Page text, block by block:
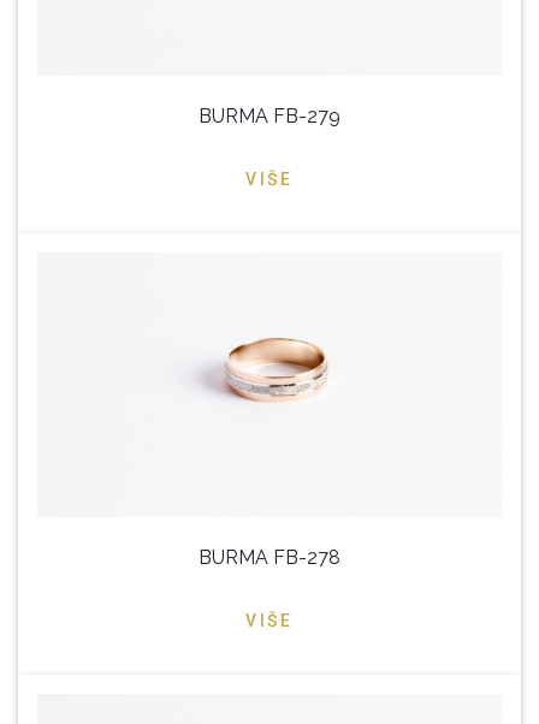
BURMA FB-279
VIŠE
BURMA FB-278
VIŠE